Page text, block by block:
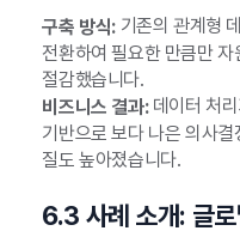
구축 방식:기존의 관계형
전환하여 필요한 만큼만
절감했습니다.
비즈니스 결과:데이터 처
기반으로 보다 나은 의사결
질도 높아졌습니다.
6.3 사례 소개: 글